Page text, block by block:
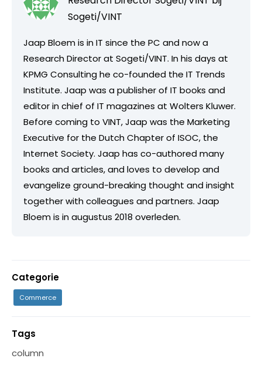
Sogeti/VINT
Jaap Bloem is in IT since the PC and now a
Research Director at Sogeti/VINT. In his days at
KPMG Consulting he co-founded the IT Trends
Institute. Jaap was a publisher of IT books and
editor in chief of IT magazines at Wolters Kluwer.
Before coming to VINT, Jaap was the Marketing
Executive for the Dutch Chapter of ISOC, the
Internet Society. Jaap has co-authored many
books and articles, and loves to develop and
evangelize ground-breaking thought and insight
together with colleagues and partners. Jaap
Bloem is in augustus 2018 overleden.
Categorie
Commerce
Tags
column